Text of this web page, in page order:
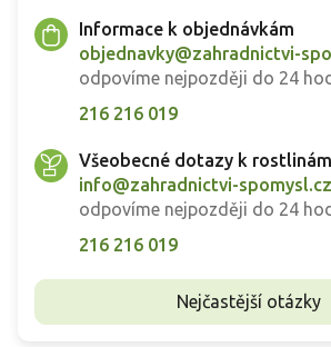
Informace k objednávkám
objednavky@zahradnictvi-
odpovíme nejpozději do 24
216 216 019
Všeobecné dotazy k rostlinám
info@zahradnictvi-spomysl.cz
odpovíme nejpozději do 24
216 216 019
Nejčastější otázky